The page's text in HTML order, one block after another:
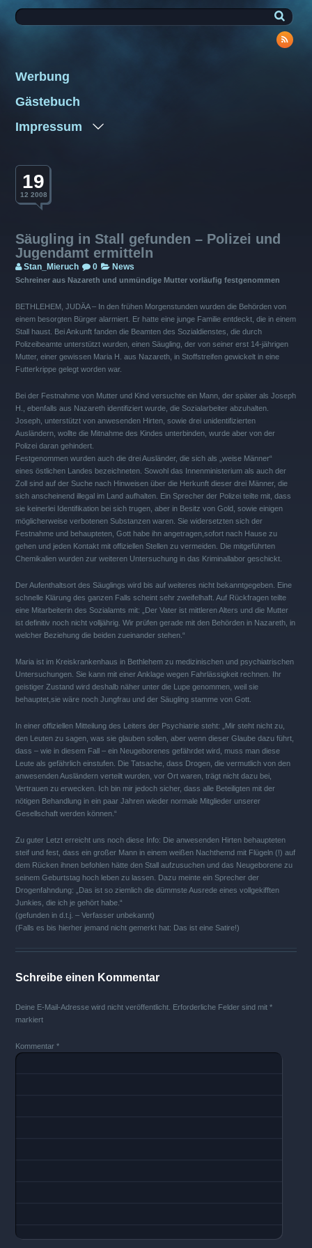
Werbung
Gästebuch
Impressum
19
12 2008
Säugling in Stall gefunden – Polizei und
Jugendamt ermitteln
Stan_Mieruch 0 News
Schreiner aus Nazareth und unmündige Mutter vorläufig festgenommen
BETHLEHEM, JUDÄA – In den frühen Morgenstunden wurden die Behörden von
einem besorgten Bürger alarmiert. Er hatte eine junge Familie entdeckt, die in einem
Stall haust. Bei Ankunft fanden die Beamten des Sozialdienstes, die durch
Polizeibeamte unterstützt wurden, einen Säugling, der von seiner erst 14-jährigen
Mutter, einer gewissen Maria H. aus Nazareth, in Stoffstreifen gewickelt in eine
Futterkrippe gelegt worden war.
Bei der Festnahme von Mutter und Kind versuchte ein Mann, der später als Joseph
H., ebenfalls aus Nazareth identifiziert wurde, die Sozialarbeiter abzuhalten.
Joseph, unterstützt von anwesenden Hirten, sowie drei unidentifizierten
Ausländern, wollte die Mitnahme des Kindes unterbinden, wurde aber von der
Polizei daran gehindert.
Festgenommen wurden auch die drei Ausländer, die sich als „weise Männer“
eines östlichen Landes bezeichneten. Sowohl das Innenministerium als auch der
Zoll sind auf der Suche nach Hinweisen über die Herkunft dieser drei Männer, die
sich anscheinend illegal im Land aufhalten. Ein Sprecher der Polizei teilte mit, dass
sie keinerlei Identifikation bei sich trugen, aber in Besitz von Gold, sowie einigen
möglicherweise verbotenen Substanzen waren. Sie widersetzten sich der
Festnahme und behaupteten, Gott habe ihn angetragen,sofort nach Hause zu
gehen und jeden Kontakt mit offiziellen Stellen zu vermeiden. Die mitgeführten
Chemikalien wurden zur weiteren Untersuchung in das Kriminallabor geschickt.
Der Aufenthaltsort des Säuglings wird bis auf weiteres nicht bekanntgegeben. Eine
schnelle Klärung des ganzen Falls scheint sehr zweifelhaft. Auf Rückfragen teilte
eine Mitarbeiterin des Sozialamts mit: „Der Vater ist mittleren Alters und die Mutter
ist definitiv noch nicht volljährig. Wir prüfen gerade mit den Behörden in Nazareth, in
welcher Beziehung die beiden zueinander stehen.“
Maria ist im Kreiskrankenhaus in Bethlehem zu medizinischen und psychiatrischen
Untersuchungen. Sie kann mit einer Anklage wegen Fahrlässigkeit rechnen. Ihr
geistiger Zustand wird deshalb näher unter die Lupe genommen, weil sie
behauptet,sie wäre noch Jungfrau und der Säugling stamme von Gott.
In einer offiziellen Mitteilung des Leiters der Psychiatrie steht: „Mir steht nicht zu,
den Leuten zu sagen, was sie glauben sollen, aber wenn dieser Glaube dazu führt,
dass – wie in diesem Fall – ein Neugeborenes gefährdet wird, muss man diese
Leute als gefährlich einstufen. Die Tatsache, dass Drogen, die vermutlich von den
anwesenden Ausländern verteilt wurden, vor Ort waren, trägt nicht dazu bei,
Vertrauen zu erwecken. Ich bin mir jedoch sicher, dass alle Beteiligten mit der
nötigen Behandlung in ein paar Jahren wieder normale Mitglieder unserer
Gesellschaft werden können.“
Zu guter Letzt erreicht uns noch diese Info: Die anwesenden Hirten behaupteten
steif und fest, dass ein großer Mann in einem weißen Nachthemd mit Flügeln (!) auf
dem Rücken ihnen befohlen hätte den Stall aufzusuchen und das Neugeborene zu
seinem Geburtstag hoch leben zu lassen. Dazu meinte ein Sprecher der
Drogenfahndung: „Das ist so ziemlich die dümmste Ausrede eines vollgekifften
Junkies, die ich je gehört habe.“
(gefunden in d.t.j. – Verfasser unbekannt)
(Falls es bis hierher jemand nicht gemerkt hat: Das ist eine Satire!)
Schreibe einen Kommentar
Deine E-Mail-Adresse wird nicht veröffentlicht. Erforderliche Felder sind mit*
markiert
Kommentar*